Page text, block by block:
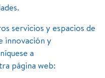
servicios y espacios de
innovación y
a
página web: